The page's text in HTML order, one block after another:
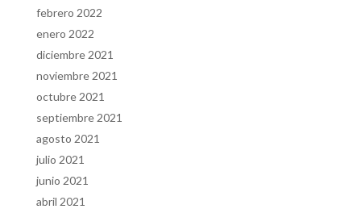
febrero 2022
enero 2022
diciembre 2021
noviembre 2021
octubre 2021
septiembre 2021
agosto 2021
julio 2021
junio 2021
abril 2021